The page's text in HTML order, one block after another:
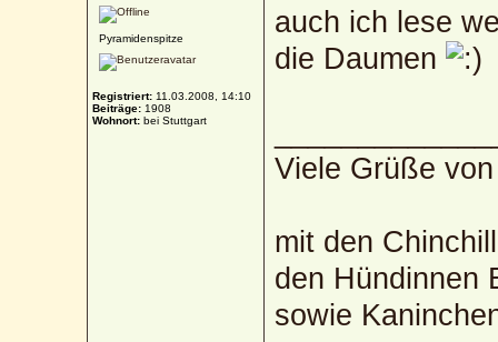
Pyramidenspitze
Registriert: 11.03.2008, 14:10
Beiträge: 1908
Wohnort: bei Stuttgart
auch ich lese
die Daumen
Viele Grüße
mit den
den Hündinnen
sowie